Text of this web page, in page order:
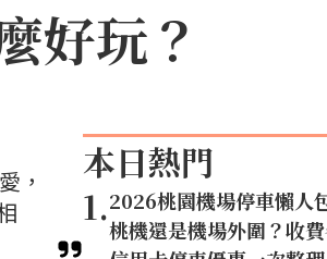
好玩？
，
本日熱門
1.2026桃園機場停車懶人
桃機還是機場外圍？收